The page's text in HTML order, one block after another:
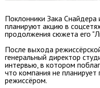
Поклонники Зака Снайдера
планируют акцию в
продолжения сюжета его
После выхода
генеральный директор
интервью, в котором
что компания не
режиссёром.